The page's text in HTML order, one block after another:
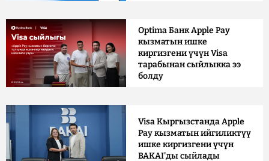
Optima Банк Apple Pay
кызматын ишке
киргизгени үчүн Visa
тарабынан сыйлыкка ээ
болду
Visa Кыргызстанда Apple
Pay кызматын ийгиликтүү
ишке киргизгени үчүн
BAKAI'ды сыйлады